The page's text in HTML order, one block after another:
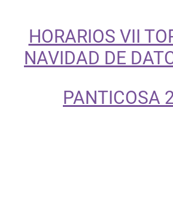
HORARIOS VII
NAVIDAD DE
PANTICOSA